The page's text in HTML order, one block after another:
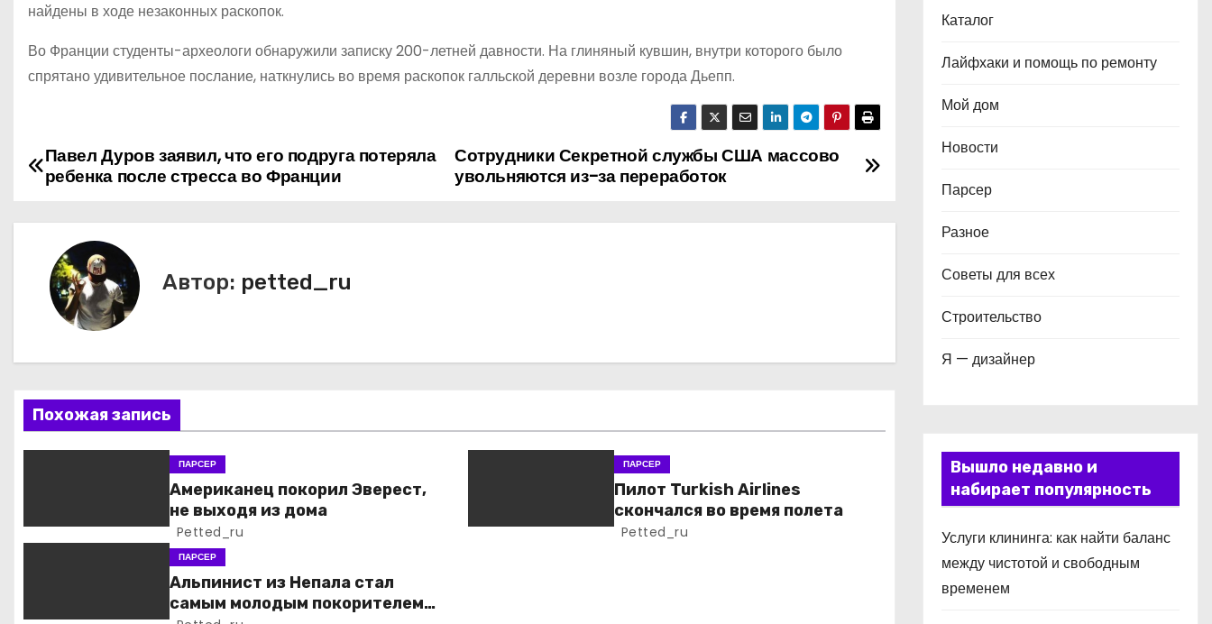
найдены в ходе незаконных раскопок.
Во Франции студенты-археологи обнаружили записку 200-летней давности. На глиняный кувшин, внутри которого было
спрятано удивительное послание, наткнулись во время раскопок галльской деревни возле города Дьепп.
Н
ц
и
о
Сотрудники Секретной службы США массово
увольняются из-за переработок
Павел Дуров заявил, что его подруга потеряла
ребенка после стресса во Франции
Автор: petted_ru
Похожая запись
ПАРСЕР
Американец покорил Эверест,
не выходя из дома
Petted_ru
ПАРСЕР
Пилот Turkish Airlines
скончался во время полета
Petted_ru
ПАРСЕР
Альпинист из Непала стал
самым молодым покорителем
Каталог
Лайфхаки и помощь по ремонту
Мой дом
Новости
Парсер
Разное
Советы для всех
Строительство
Я — дизайнер
Вышло недавно и
набирает популярность
Услуги клининга: как найти баланс
между чистотой и свободным
временем